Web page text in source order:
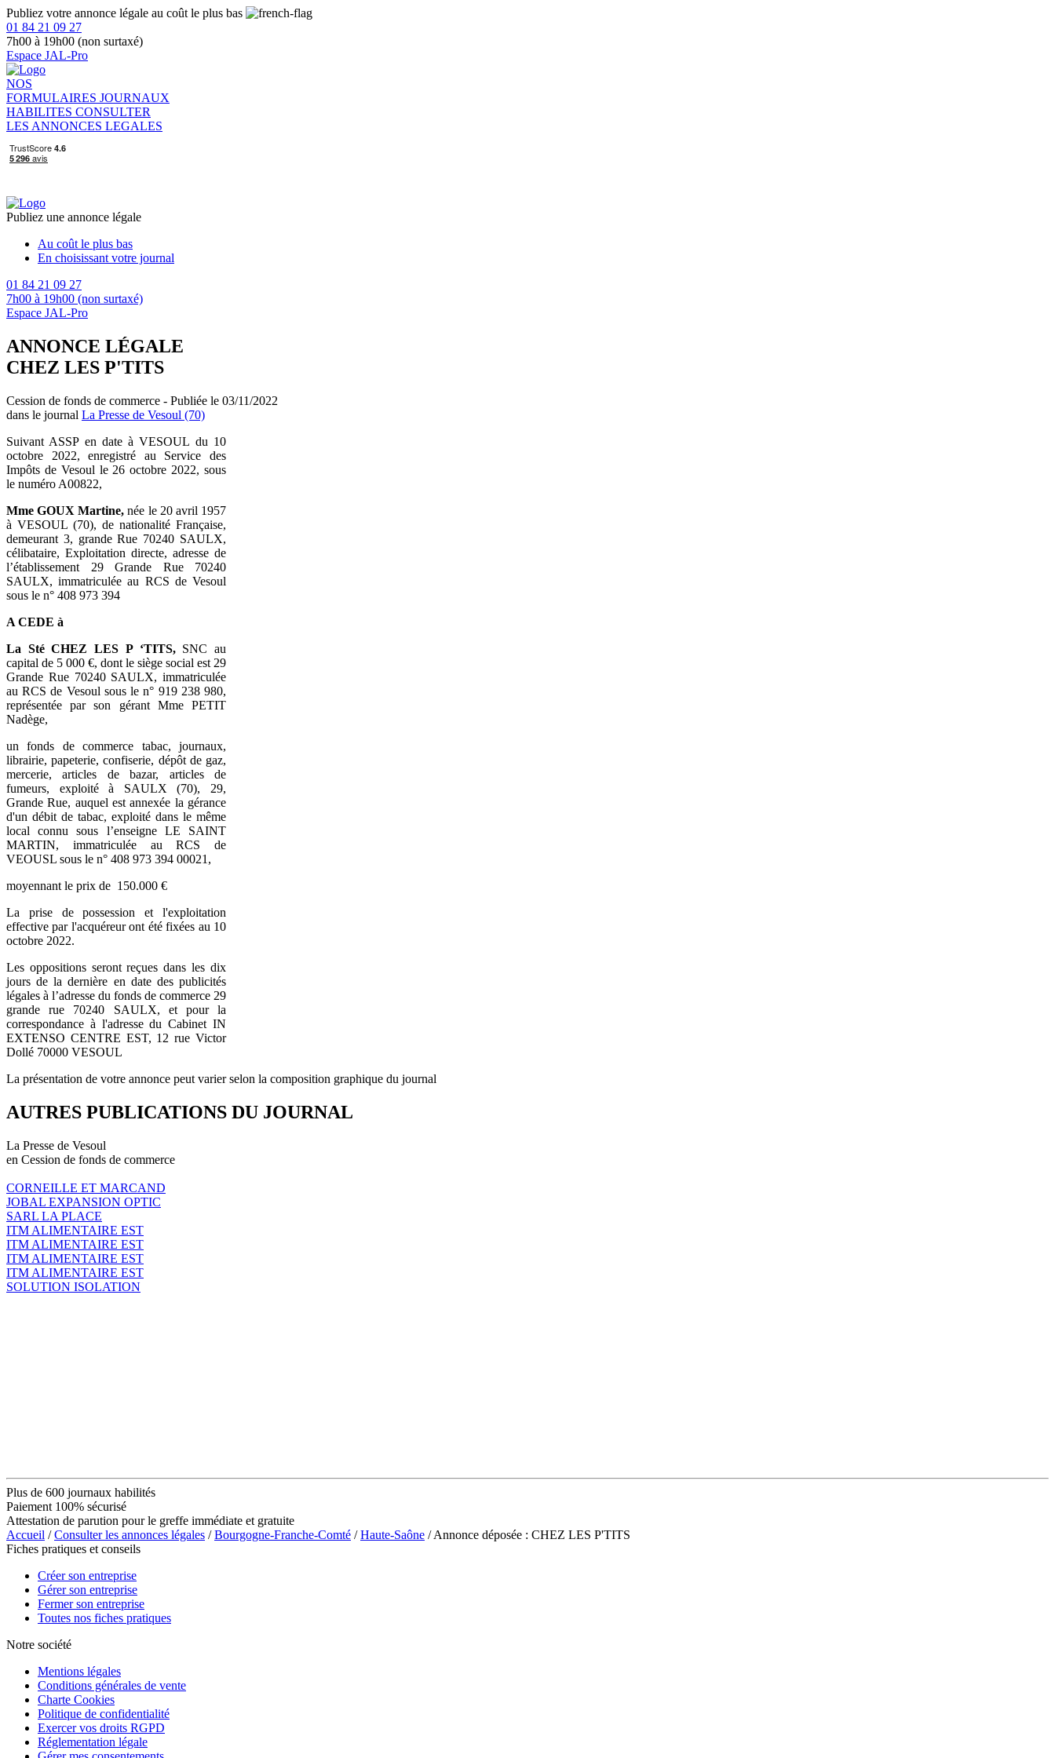
Publiez votre annonce légale au coût le plus bas
01 84 21 09 27
7h00 à 19h00 (non surtaxé)
Espace JAL-Pro
NOS
FORMULAIRES JOURNAUX
HABILITES CONSULTER
LES ANNONCES LEGALES
Publiez une annonce légale
Au coût le plus bas
En choisissant votre journal
01 84 21 09 27
7h00 à 19h00 (non surtaxé)
Espace JAL-Pro
ANNONCE LÉGALE
CHEZ LES P'TITS
Cession de fonds de commerce - Publiée le 03/11/2022
dans le journal La Presse de Vesoul (70)
Suivant ASSP en date à VESOUL du 10
octobre 2022, enregistré au Service des
Impôts de Vesoul le 26 octobre 2022, sous
le numéro A00822,
Mme GOUX Martine,née le 20 avril 1957
à VESOUL (70), de nationalité Française,
demeurant 3, grande Rue 70240 SAULX,
célibataire, Exploitation directe, adresse de
l’établissement 29 Grande Rue 70240
SAULX, immatriculée au RCS de Vesoul
sous le n° 408 973 394
A CEDE à
La Sté CHEZ LES P ‘TITS, SNC au
capital de 5 000 €, dont le siège social est 29
Grande Rue 70240 SAULX, immatriculée
au RCS de Vesoul sous le n° 919 238 980,
représentée par son gérant Mme PETIT
Nadège,
un fonds de commerce tabac, journaux,
librairie, papeterie, confiserie, dépôt de gaz,
mercerie, articles de bazar, articles de
fumeurs, exploité à SAULX (70), 29,
Grande Rue, auquel est annexée la gérance
d'un débit de tabac, exploité dans le même
local connu sous l’enseigne LE SAINT
MARTIN, immatriculée au RCS de
VEOUSL sous le n° 408 973 394 00021,
moyennant le prix de 150.000 €
La prise de possession et l'exploitation
effective par l'acquéreur ont été fixées au 10
octobre 2022.
Les oppositions seront reçues dans les dix
jours de la dernière en date des publicités
légales à l’adresse du fonds de commerce 29
grande rue 70240 SAULX, et pour la
correspondance à l'adresse du Cabinet IN
EXTENSO CENTRE EST, 12 rue Victor
Dollé 70000 VESOUL
La présentation de votre annonce peut varier selon la composition graphique du journal
AUTRES PUBLICATIONS DU JOURNAL
La Presse de Vesoul
en Cession de fonds de commerce
CORNEILLE ET MARCAND
JOBAL EXPANSION OPTIC
SARL LA PLACE
ITM ALIMENTAIRE EST
ITM ALIMENTAIRE EST
ITM ALIMENTAIRE EST
ITM ALIMENTAIRE EST
SOLUTION ISOLATION
Plus de 600 journaux habilités
Paiement 100% sécurisé
Attestation de parution pour le greffe immédiate et gratuite
Accueil /Consulter les annonces légales /Bourgogne-Franche-Comté /Haute-Saône / Annonce déposée : CHEZ LES P'TITS
Fiches pratiques et conseils
Créer son entreprise
Gérer son entreprise
Fermer son entreprise
Toutes nos fiches pratiques
Notre société
Mentions légales
Conditions générales de vente
Charte Cookies
Politique de confidentialité
Exercer vos droits RGPD
Réglementation légale